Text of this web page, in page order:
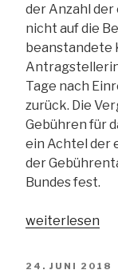
der Anzahl
nicht auf die
beanstandete
Tage nach
zurück. Die
Gebühren für
ein Achtel der
der
Bundes fest.
„Auch
weiterlesen
24. JUNI 2018